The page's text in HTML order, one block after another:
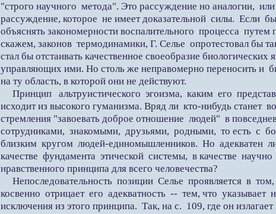
"строго научного метода". Это рассуждение но аналогии,
рассуждение, которое не имеет доказательной силы. Если
объяснять закономерности воспалительного процесса путем
скажем, законов термодинамики, Г. Селье опротестовал бы
стал бы отстаивать качественное своеобразие биологических
управляющих ими. Но столь же неправомерно переносить и
на ту область, в которой они не действуют.
Принцип альтруистического эгоизма, каким его
исходит из высокого гуманизма. Вряд ли кто-нибудь станет
стремления "завоевать доброе отношение людей" в
сотрудниками, знакомыми, друзьями, родными, то есть с
близким кругом людей-единомышленников. Но адекватен
качестве фундамента этической системы, в качестве
нравственного принципа для всего человечества?
Непоследовательность позиции Селье проявляется в
косвенно отрицает его адекватность -- тем, что указывает
исключения из этого принципа. Так, на с. 109, где он